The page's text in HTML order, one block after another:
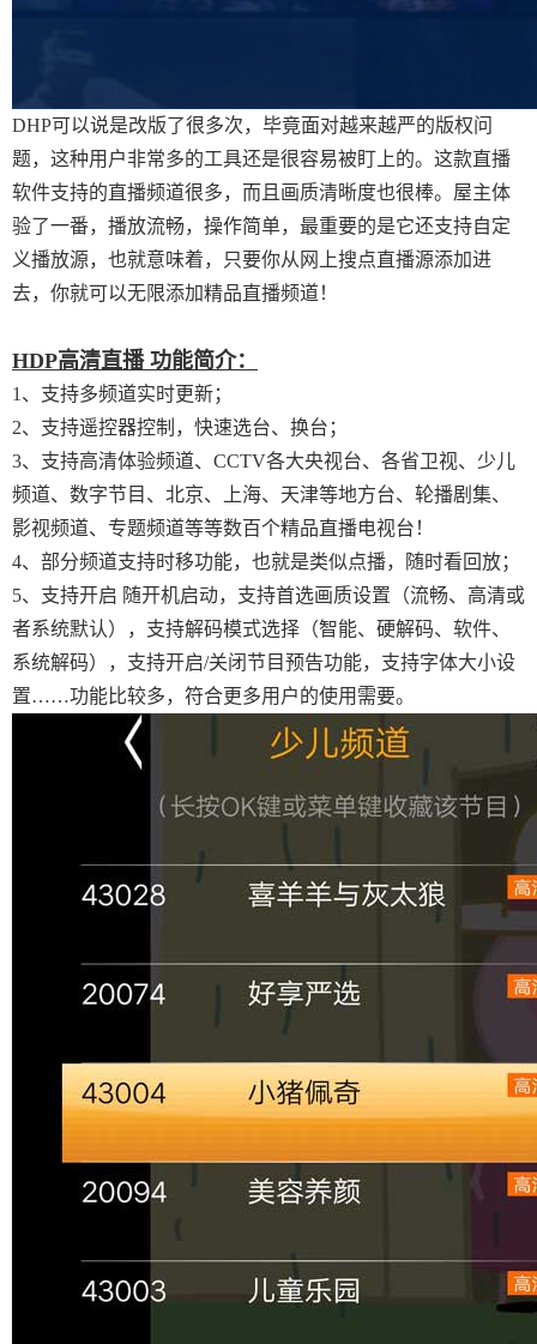
DHP可以说是改版了很多次，毕竟面对越来越严的版权问
题，这种用户非常多的工具还是很容易被盯上的。这款直播
软件支持的直播频道很多，而且画质清晰度也很棒。屋主体
验了一番，播放流畅，操作简单，最重要的是它还支持自定
义播放源，也就意味着，只要你从网上搜点直播源添加进
去，你就可以无限添加精品直播频道！
HDP高清直播 功能简介：
1、支持多频道实时更新；
2、支持遥控器控制，快速选台、换台；
3、支持高清体验频道、CCTV各大央视台、各省卫视、少儿
频道、数字节目、北京、上海、天津等地方台、轮播剧集、
影视频道、专题频道等等数百个精品直播电视台！
4、部分频道支持时移功能，也就是类似点播，随时看回放；
5、支持开启 随开机启动，支持首选画质设置（流畅、高清或
者系统默认），支持解码模式选择（智能、硬解码、软件、
系统解码），支持开启/关闭节目预告功能，支持字体大小设
置……功能比较多，符合更多用户的使用需要。